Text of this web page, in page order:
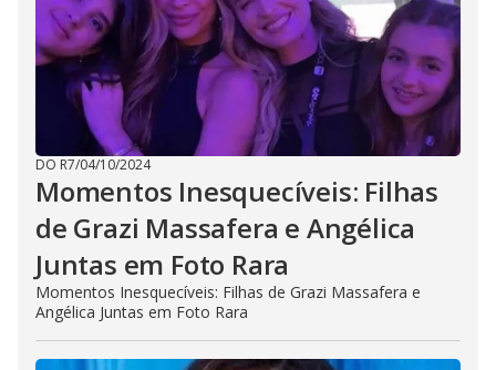
DO R7/04/10/2024
Momentos Inesquecíveis: Filhas
de Grazi Massafera e Angélica
Juntas em Foto Rara
Momentos Inesquecíveis: Filhas de Grazi Massafera e
Angélica Juntas em Foto Rara